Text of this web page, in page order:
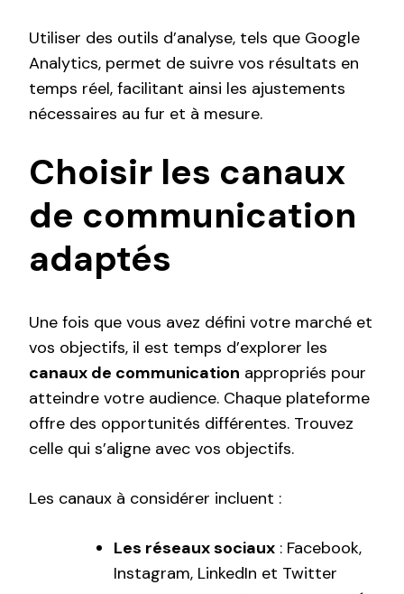
Utiliser des outils d’analyse, tels que Google
Analytics, permet de suivre vos résultats en
temps réel, facilitant ainsi les ajustements
nécessaires au fur et à mesure.
Choisir les canaux
de communication
adaptés
Une fois que vous avez défini votre marché et
vos objectifs, il est temps d’explorer les
canaux de communication appropriés pour
atteindre votre audience. Chaque plateforme
offre des opportunités différentes. Trouvez
celle qui s’aligne avec vos objectifs.
Les canaux à considérer incluent :
Les réseaux sociaux : Facebook,
Instagram, LinkedIn et Twitter